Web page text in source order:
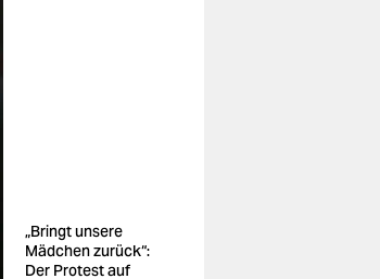
„Bringt unsere
Mädchen zurück“:
Der Protest auf